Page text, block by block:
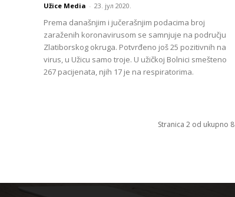
Užice Media - 23. јул 2020.
Prema današnjim i jučerašnjim podacima broj
zaraženih koronavirusom se samnjuje na području
Zlatiborskog okruga. Potvrđeno još 25 pozitivnih na
virus, u Užicu samo troje. U užičkoj Bolnici smešteno
267 pacijenata, njih 17 je na respiratorima.
Stranica 2 od ukupno 8